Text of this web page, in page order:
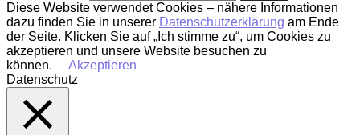
Diese Website verwendet Cookies – nähere Informationen
dazu finden Sie in unserer Datenschutzerklärung am Ende
der Seite. Klicken Sie auf „Ich stimme zu“, um Cookies zu
akzeptieren und unsere Website besuchen zu
können.
Akzeptieren
Datenschutz